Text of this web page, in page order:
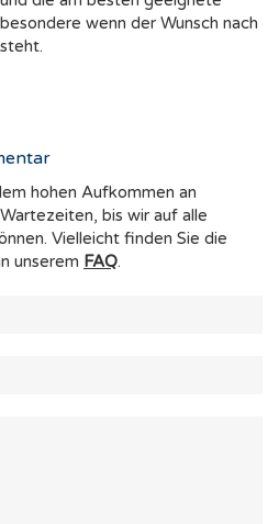
wenn der Wunsch nach
hohen Aufkommen an
bis wir auf alle
Vielleicht finden Sie die
unserem FAQ.